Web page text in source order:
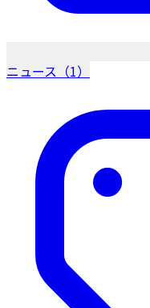
ニュース（1）